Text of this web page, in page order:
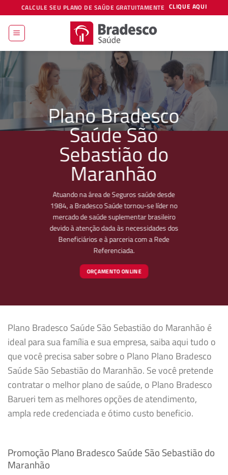
to
content
CALCULE SEU PLANO DE SAÚDE GRATUITAMENTE CLIQUE AQUI
Plano Bradesco
Saúde São
Sebastião do
Maranhão
Atuando na área de Seguros saúde desde
1984, a Bradesco Saúde tornou-se líder no
mercado de saúde suplementar brasileiro
devido à atenção dada às necessidades dos
Beneficiários e à parceria com a Rede
Referenciada.
ORÇAMENTO ONLINE
Plano Bradesco Saúde São Sebastião do Maranhão é
ideal para sua família e sua empresa, saiba aqui tudo o
que você precisa saber sobre o Plano Plano Bradesco
Saúde São Sebastião do Maranhão. Se você pretende
contratar o melhor plano de saúde, o Plano Bradesco
Barueri tem as melhores opções de atendimento,
ampla rede credenciada e ótimo custo beneficio.
Promoção Plano Bradesco Saúde São Sebastião do
Maranhão